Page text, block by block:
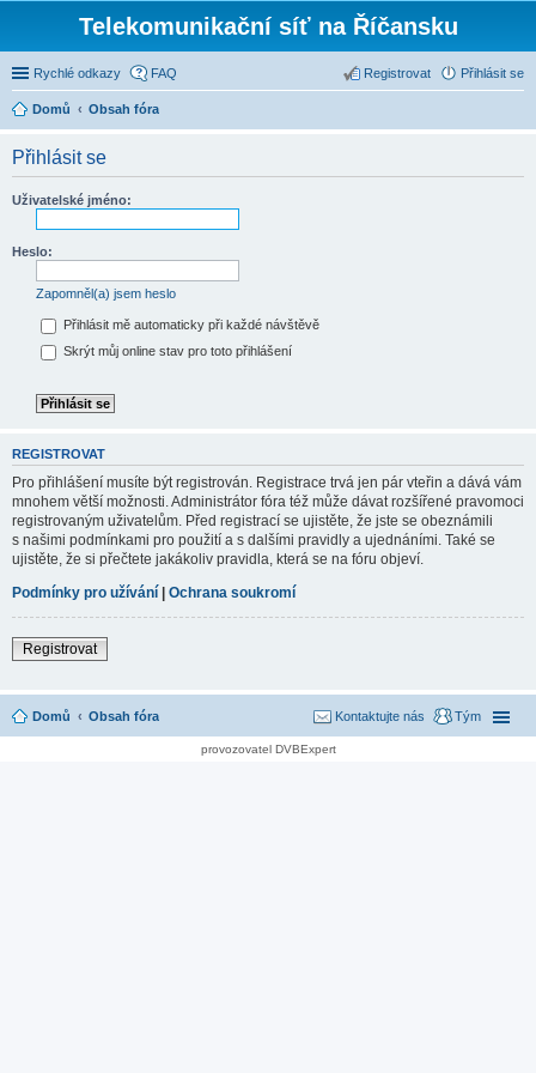
Telekomunikační síť na Říčansku
Rychlé odkazy FAQ Přihlásit se
Registrovat
Domů Obsah fóra
Přihlásit se
Uživatelské jméno:
Heslo:
Zapomněl(a) jsem heslo
Přihlásit mě automaticky při každé návštěvě
Skrýt můj online stav pro toto přihlášení
REGISTROVAT
Pro přihlášení musíte být registrován. Registrace trvá jen pár vteřin a dává vám
mnohem větší možnosti. Administrátor fóra též může dávat rozšířené pravomoci
registrovaným uživatelům. Před registrací se ujistěte, že jste se obeznámili
s našimi podmínkami pro použití a s dalšími pravidly a ujednáními. Také se
ujistěte, že si přečtete jakákoliv pravidla, která se na fóru objeví.
Podmínky pro užívání | Ochrana soukromí
Registrovat
Domů Obsah fóra Tým
Kontaktujte nás
provozovatel DVBExpert